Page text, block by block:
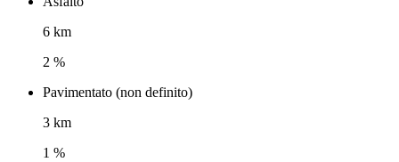
6 km
2 %
Pavimentato (non definito)
3 km
1 %